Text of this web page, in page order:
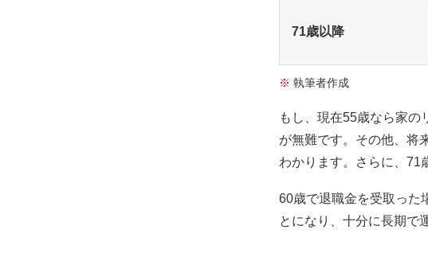
71歳以降
執筆者作成
もし、現在55歳なら家
が無難です。その他、将
わかります。さらに、71
60歳で退職金を受取った
とになり、十分に長期で